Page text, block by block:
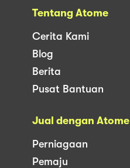
Tentang Atome
Cerita Kami
Blog
Berita
Pusat Bantuan
Jual dengan Atome
Perniagaan
Pemaju